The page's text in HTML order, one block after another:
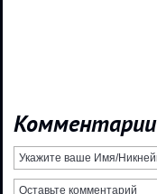
Комментарии